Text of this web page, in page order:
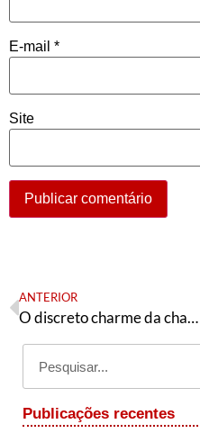
E-mail *
Site
ANTERIOR
O discreto charme da chapa Boulos-Erundina
Publicações recentes